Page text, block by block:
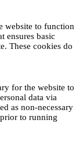
website to function
ensures basic
These cookies do
for the website to
data via
as non-necessary
to running